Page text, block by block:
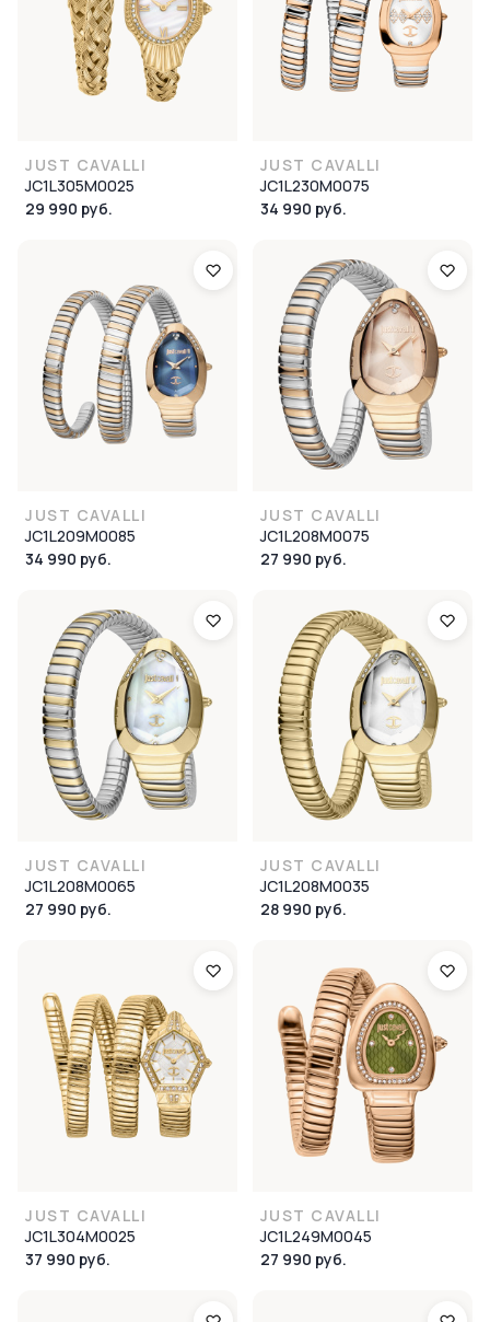
JUST CAVALLI
JC1L305M0025
29 990 руб.
JUST CAVALLI
JC1L230M0075
34 990 руб.
JUST CAVALLI
JC1L209M0085
34 990 руб.
JUST CAVALLI
JC1L208M0075
27 990 руб.
JUST CAVALLI
JC1L208M0065
27 990 руб.
JUST CAVALLI
JC1L208M0035
28 990 руб.
JUST CAVALLI
JC1L304M0025
37 990 руб.
JUST CAVALLI
JC1L249M0045
27 990 руб.